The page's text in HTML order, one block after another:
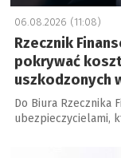
06.08.2026 (11:08)
Rzecznik
pokrywać
uszkodzonych
Do Biura Rzecznika
ubezpieczycielami,